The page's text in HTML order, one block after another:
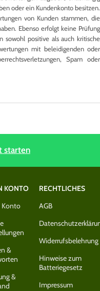
oder ein Kundenkonto besitzen.
von Kunden stammen, die
Ebenso erfolgt keine Prüfung
sowohl positive als auch kritische
mit beleidigenden oder
Spam oder
starten
KONTO
Konto
&
&
RECHTLICHES
AGB
Widerrufsbelehrung
Hinweise zum
Batteriegesetz
Impressum